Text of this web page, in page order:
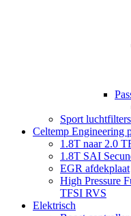
Sport luchtfilters
Celtemp Engineering
1.8T naar 2.0
1.8T SAI
EGR afdekplaat
High Pressure
TFSI RVS
Elektrisch